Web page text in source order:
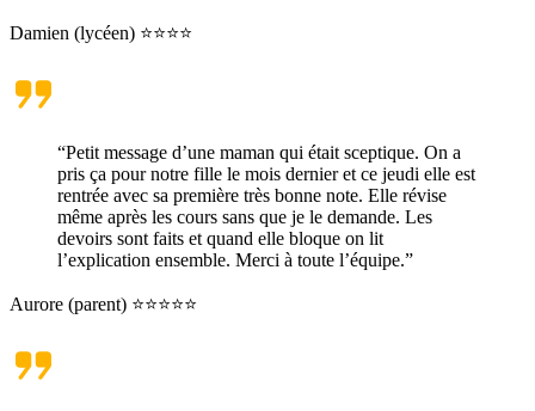
Damien (lycéen) ⭐⭐⭐⭐
“Petit message d’une maman qui était sceptique. On a
pris ça pour notre fille le mois dernier et ce jeudi elle est
rentrée avec sa première très bonne note. Elle révise
même après les cours sans que je le demande. Les
devoirs sont faits et quand elle bloque on lit
l’explication ensemble. Merci à toute l’équipe.”
Aurore (parent) ⭐⭐⭐⭐⭐